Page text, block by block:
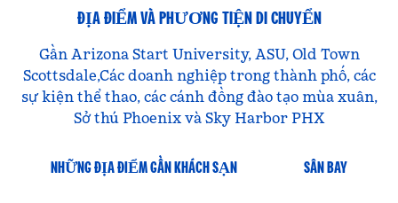
ĐỊA ĐIỂM VÀ PHƯƠNG TIỆN DI CHUYỂN
Gần Arizona Start University, ASU, Old Town
Scottsdale,Các doanh nghiệp trong thành phố, các
sự kiện thể thao, các cánh đồng đào tạo mùa xuân,
Sở thú Phoenix và Sky Harbor PHX
NHỮNG ĐỊA ĐIỂM GẦN KHÁCH SẠN SÂN BAY